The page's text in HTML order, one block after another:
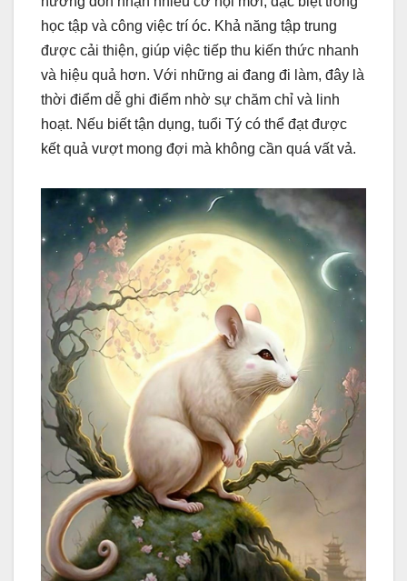
học tập và công việc trí óc. Khả năng tập trung
được cải thiện, giúp việc tiếp thu kiến thức nhanh
và hiệu quả hơn. Với những ai đang đi làm, đây là
thời điểm dễ ghi điểm nhờ sự chăm chỉ và linh
hoạt. Nếu biết tận dụng, tuổi Tý có thể đạt được
kết quả vượt mong đợi mà không cần quá vất vả.